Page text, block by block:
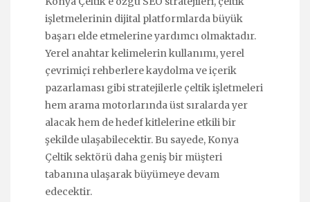
işletmelerinin dijital platformlarda büyük
başarı elde etmelerine yardımcı olmaktadır.
Yerel anahtar kelimelerin kullanımı, yerel
çevrimiçi rehberlere kaydolma ve içerik
pazarlaması gibi stratejilerle çeltik işletmeleri
hem arama motorlarında üst sıralarda yer
alacak hem de hedef kitlelerine etkili bir
şekilde ulaşabilecektir. Bu sayede, Konya
Çeltik sektörü daha geniş bir müşteri
tabanına ulaşarak büyümeye devam
edecektir.